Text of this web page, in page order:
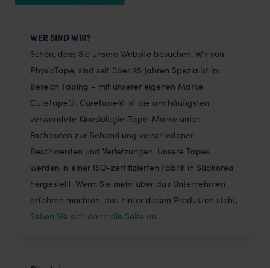
WER SIND WIR?
Schön, dass Sie unsere Website besuchen. Wir von
PhysioTape, sind seit über 25 Jahren Spezialist im
Bereich Taping – mit unserer eigenen Marke
CureTape®. CureTape® ist die am häufigsten
verwendete Kinesiologie-Tape-Marke unter
Fachleuten zur Behandlung verschiedener
Beschwerden und Verletzungen. Unsere Tapes
werden in einer ISO-zertifizierten Fabrik in Südkorea
hergestellt. Wenn Sie mehr über das Unternehmen
erfahren möchten, das hinter diesen Produkten steht,
Sehen Sie sich dann die Seite an.